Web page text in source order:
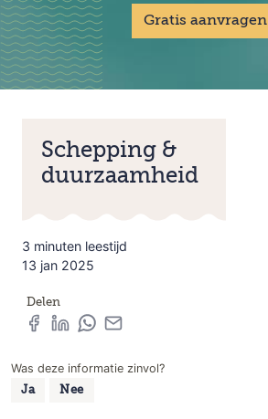
Gratis aanvragen
Schepping &
duurzaamheid
3 minuten leestijd
13 jan 2025
Delen
Was deze informatie zinvol?
Ja Nee